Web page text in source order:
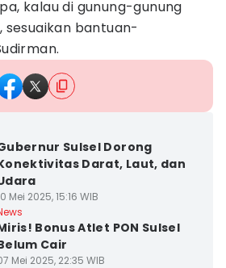
kalau di gunung-gunung
bantuan-
Sulsel Dorong
Darat, Laut, dan
Mei 2025, 15:16 WIB
Bonus Atlet PON Sulsel
Cair
Mei 2025, 22:35 WIB